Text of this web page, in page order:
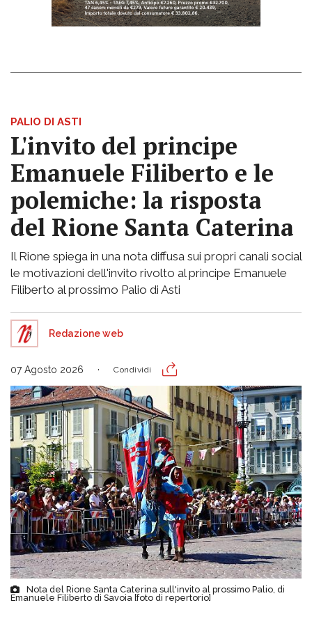
PALIO DI ASTI
L'invito del principe
Emanuele Filiberto e le
polemiche: la risposta
del Rione Santa Caterina
Il Rione spiega in una nota diffusa sui propri canali social
le motivazioni dell'invito rivolto al principe Emanuele
Filiberto al prossimo Palio di Asti
Redazione web
07 Agosto 2026 Condividi
Nota del Rione Santa Caterina sull'invito al prossimo Palio, di
Emanuele Filiberto di Savoia [foto di repertorio]